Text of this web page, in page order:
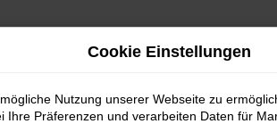
Cookie Einstellungen
Nutzung unserer Webseite zu
Ihre Präferenzen und verarbeiten Daten für